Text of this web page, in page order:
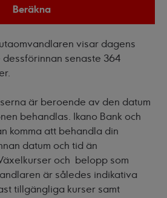
Beräkna
visar dagens
senaste 364
är beroende av den datum
behandlas. Ikano Bank och
komma att behandla din
datum och tid än
och belopp som
är således indikativa
tillgängliga kurser samt